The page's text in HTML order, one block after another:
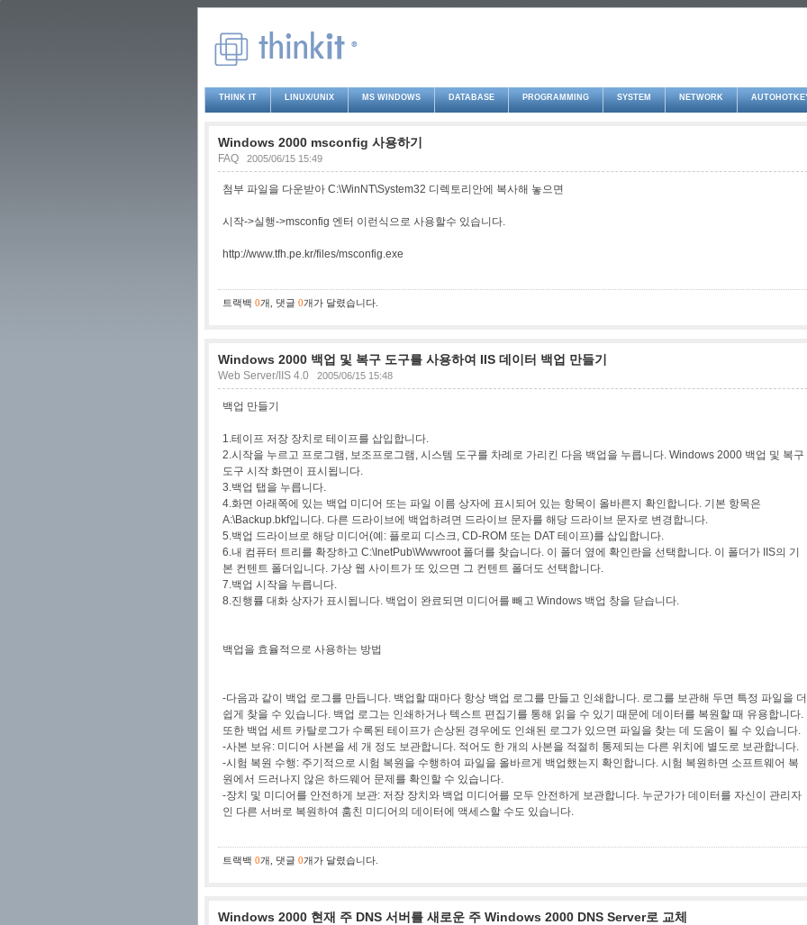
THINK IT LINUX/UNIX MS WINDOWS DATABASE PROGRAMMING SYSTEM NETWORK
Windows 2000 msconfig 사용하기
FAQ 2005/06/15 15:49
첨부 파일을 다운받아 C:\WinNT\System32 디렉토리안에 복사해 놓으면
시작->실행->msconfig 엔터 이런식으로 사용할수 있습니다.
http://www.tfh.pe.kr/files/msconfig.exe
트랙백 0개 댓글 0개가 달렸습니다.
Windows 2000 백업 및 복구 도구를 사용하여 IIS 데이터 백업 만들기
Web Server/IIS 4.0 2005/06/15 15:48
백업 만들기
1.테이프 저장 장치로 테이프를 삽입합니다.
2.시작을 누르고 프로그램, 보조프로그램, 시스템 도구를 차례로 가리킨 다음 백업을 누릅니다. Windows 2000 백업 및 복구
도구 시작 화면이 표시됩니다.
3.백업 탭을 누릅니다.
4.화면 아래쪽에 있는 백업 미디어 또는 파일 이름 상자에 표시되어 있는 항목이 올바른지 확인합니다. 기본 항목은
A:\Backup.bkf입니다. 다른 드라이브에 백업하려면 드라이브 문자를 해당 드라이브 문자로 변경합니다.
5.백업 드라이브로 해당 미디어(예: 플로피 디스크, CD-ROM 또는 DAT 테이프)를 삽입합니다.
6.내 컴퓨터 트리를 확장하고 C:\InetPub\Wwwroot 폴더를 찾습니다. 이 폴더 옆에 확인란을 선택합니다. 이 폴더가 IIS의 기
본 컨텐트 폴더입니다. 가상 웹 사이트가 또 있으면 그 컨텐트 폴더도 선택합니다.
7.백업 시작을 누릅니다.
8.진행률 대화 상자가 표시됩니다. 백업이 완료되면 미디어를 빼고 Windows 백업 창을 닫습니다.
백업을 효율적으로 사용하는 방법
-다음과 같이 백업 로그를 만듭니다. 백업할 때마다 항상 백업 로그를 만들고 인쇄합니다. 로그를 보관해 두면 특정 파일을 더
쉽게 찾을 수 있습니다. 백업 로그는 인쇄하거나 텍스트 편집기를 통해 읽을 수 있기 때문에 데이터를 복원할 때 유용합니다.
또한 백업 세트 카탈로그가 수록된 테이프가 손상된 경우에도 인쇄된 로그가 있으면 파일을 찾는 데 도움이 될 수 있습니다.
-사본 보유: 미디어 사본을 세 개 정도 보관합니다. 적어도 한 개의 사본을 적절히 통제되는 다른 위치에 별도로 보관합니다.
-시험 복원 수행: 주기적으로 시험 복원을 수행하여 파일을 올바르게 백업했는지 확인합니다. 시험 복원하면 소프트웨어 복
원에서 드러나지 않은 하드웨어 문제를 확인할 수 있습니다.
-장치 및 미디어를 안전하게 보관: 저장 장치와 백업 미디어를 모두 안전하게 보관합니다. 누군가가 데이터를 자신이 관리자
인 다른 서버로 복원하여 훔친 미디어의 데이터에 액세스할 수도 있습니다.
트랙백 0개 댓글 0개가 달렸습니다.
Windows 2000 현재 주 DNS 서버를 새로운 주 Windows 2000 DNS Server로 교체